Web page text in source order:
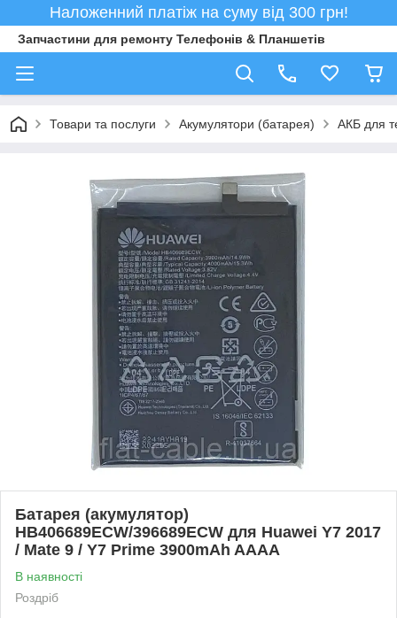
Наложенний платіж на суму від 300 грн!
Запчастини для ремонту Телефонів & Планшетів
Товари та послуги Акумулятори (батарея) АКБ для
Батарея (акумулятор)
HB406689ECW/396689ECW для Huawei Y7 2017
/ Mate 9 / Y7 Prime 3900mAh AAAA
В наявності
Роздріб